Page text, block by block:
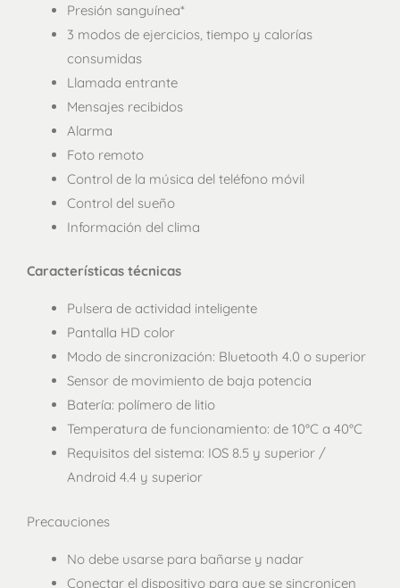
Presión sanguínea*
3 modos de ejercicios, tiempo y calorías
consumidas
Llamada entrante
Mensajes recibidos
Alarma
Foto remoto
Control de la música del teléfono móvil
Control del sueño
Información del clima
Características técnicas
Pulsera de actividad inteligente
Pantalla HD color
Modo de sincronización: Bluetooth 4.0 o superior
Sensor de movimiento de baja potencia
Batería: polímero de litio
Temperatura de funcionamiento: de 10°C a 40°C
Requisitos del sistema: IOS 8.5 y superior /
Android 4.4 y superior
Precauciones
No debe usarse para bañarse y nadar
Conectar el dispositivo para que se sincronicen